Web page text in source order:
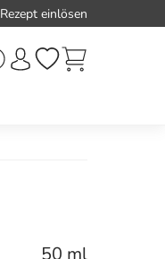
Rezept einlösen